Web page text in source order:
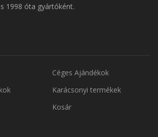
1998 óta gyártóként.
Céges Ajándékok
Karácsonyi termékek
Kosár